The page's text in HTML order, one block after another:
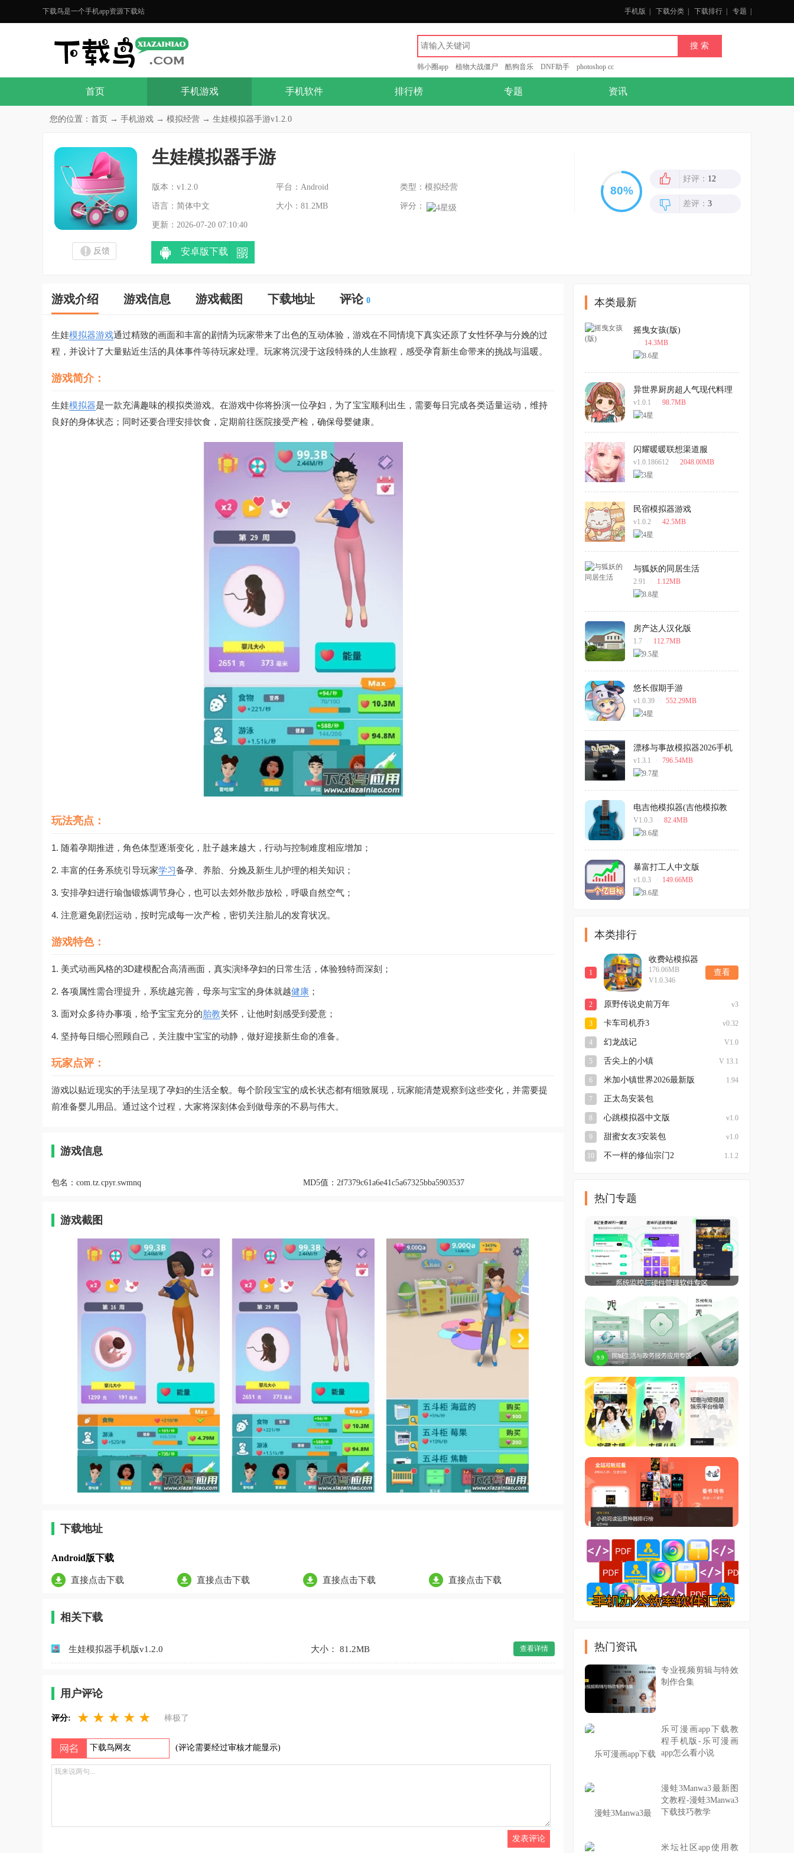
下载鸟是一个手机app资源下载站 手机版 下载分类 下载排行 专题
韩小圈app 植物大战僵尸 酷狗音乐 DNF助手 photoshop cc
首页 手机游戏 手机软件 排行榜 专题 资讯
您的位置： 首页 → 手机游戏 → 模拟经营 → 生娃模拟器手游v1.2.0
生娃模拟器手游
版本：v1.2.0 平台：Android 类型：模拟经营
语言：简体中文 大小：81.2MB 评分：
更新：2026-07-20 07:10:40
反馈 安卓版下载
好评： 12
差评： 3
游戏介绍 游戏信息 游戏截图 下载地址 评论 0
生娃模拟器游戏通过精致的画面和丰富的剧情为玩家带来了出色的互动体验，游戏在不同情境下真实还原了女性怀孕与分娩的过
程，并设计了大量贴近生活的具体事件等待玩家处理。玩家将沉浸于这段特殊的人生旅程，感受孕育新生命带来的挑战与温暖。
游戏简介：
生娃模拟器是一款充满趣味的模拟类游戏。在游戏中你将扮演一位孕妇，为了宝宝顺利出生，需要每日完成各类适量运动，维持
良好的身体状态；同时还要合理安排饮食，定期前往医院接受产检，确保母婴健康。
玩法亮点：
1. 随着孕期推进，角色体型逐渐变化，肚子越来越大，行动与控制难度相应增加；
2. 丰富的任务系统引导玩家学习备孕、养胎、分娩及新生儿护理的相关知识；
3. 安排孕妇进行瑜伽锻炼调节身心，也可以去郊外散步放松，呼吸自然空气；
4. 注意避免剧烈运动，按时完成每一次产检，密切关注胎儿的发育状况。
游戏特色：
1. 美式动画风格的3D建模配合高清画面，真实演绎孕妇的日常生活，体验独特而深刻；
2. 各项属性需合理提升，系统越完善，母亲与宝宝的身体就越健康 ；
3. 面对众多待办事项，给予宝宝充分的胎教关怀，让他时刻感受到爱意；
4. 坚持每日细心照顾自己，关注腹中宝宝的动静，做好迎接新生命的准备。
玩家点评：
游戏以贴近现实的手法呈现了孕妇的生活全貌。每个阶段宝宝的成长状态都有细致展现，玩家能清楚观察到这些变化，并需要提
前准备婴儿用品。通过这个过程，大家将深刻体会到做母亲的不易与伟大。
游戏信息
包名： com.tz.cpyr.swmnq MD5值： 2f7379c61a6e41c5a67325bba5903537
游戏截图
下载地址
Android版下载
直接点击下载 直接点击下载 直接点击下载 直接点击下载
相关下载
生娃模拟器手机版v1.2.0 大小： 81.2MB 查看详情
用户评论
评分: ★ ★ ★ ★ ★ 棒极了
(评论需要经过审核才能显示)
本类最新
摇曳女孩(版)
14.3MB
异世界厨房超人气现代料理
店游戏
v1.0.1 98.7MB
闪耀暖暖联想渠道服
v1.0.186612 2048.00MB
民宿模拟器游戏
v1.0.2 42.5MB
与狐妖的同居生活
2.91 1.12MB
房产达人汉化版
1.7 112.7MB
悠长假期手游
v1.0.39 552.29MB
漂移与事故模拟器2026手机
版
v1.3.1 796.54MB
电吉他模拟器(吉他模拟教
学) 安卓版
V1.0.3 82.4MB
暴富打工人中文版
v1.0.3 149.66MB
本类排行
1
收费站模拟器
2026最新版
176.06MB
V1.0.346
查看
2 原野传说史前万年 v3
3 卡车司机乔3 v0.32
4 幻龙战记 V1.0
5 舌尖上的小镇 V 13.1
6 米加小镇世界2026最新版 1.94
7 正太岛安装包
8
心跳模拟器中文版 v1.0
9 甜蜜女友3安装包 v1.0
10 不一样的修仙宗门2 1.1.2
热门专题
热门资讯
专业视频剪辑与特效
制作合集
乐可漫画app下载教
程手机版-乐可漫画
app怎么看小说
漫蛙3Manwa3最新图
文教程-漫蛙3Manwa3
下载技巧教学
米坛社区app使用教